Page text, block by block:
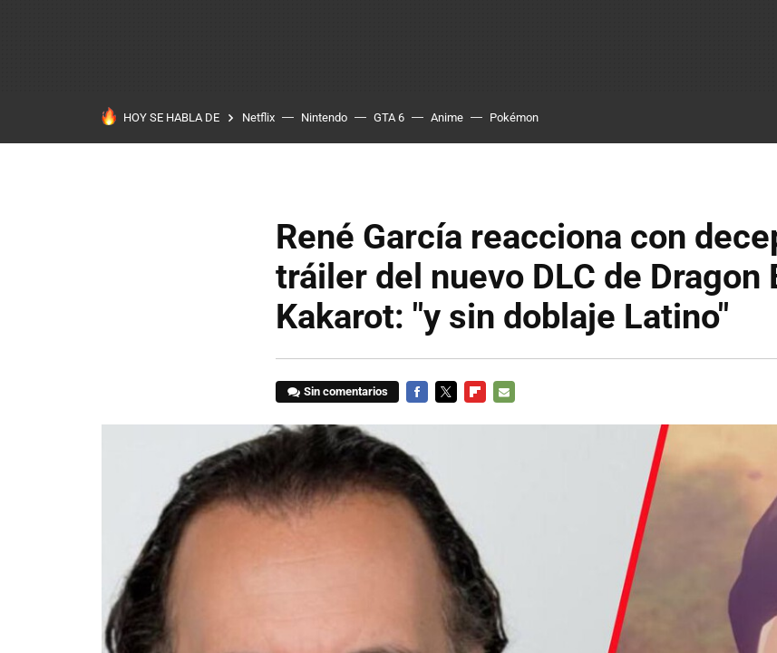
HOY SE HABLA DE Netflix Nintendo GTA 6 Anime Pokémon
René García reacciona con
tráiler del nuevo DLC de Dragon
Kakarot: "y sin doblaje Latino"
Sin comentarios